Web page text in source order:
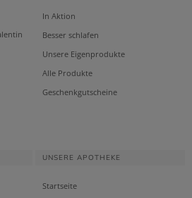
In Aktion
Besser schlafen
Unsere Eigenprodukte
Alle Produkte
Geschenkgutscheine
UNSERE APOTHEKE
Startseite